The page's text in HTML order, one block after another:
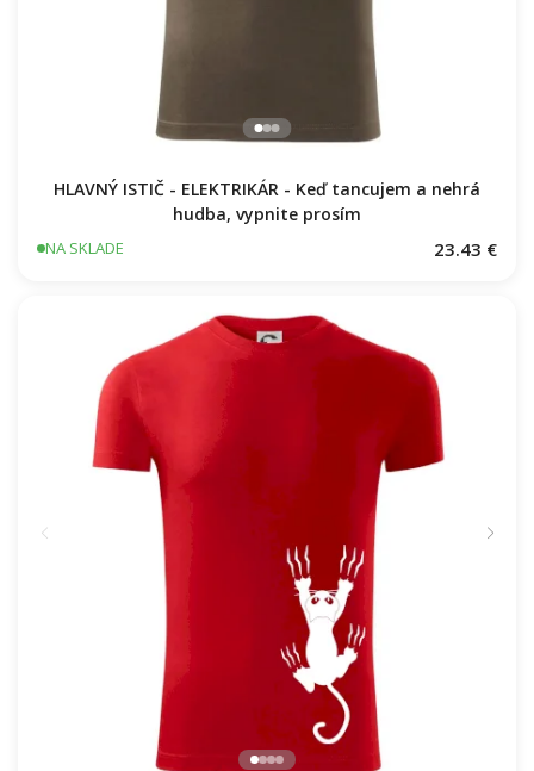
HLAVNÝ ISTIČ - ELEKTRIKÁR - Keď tancujem a nehrá
hudba, vypnite prosím
NA SKLADE 23.43 €